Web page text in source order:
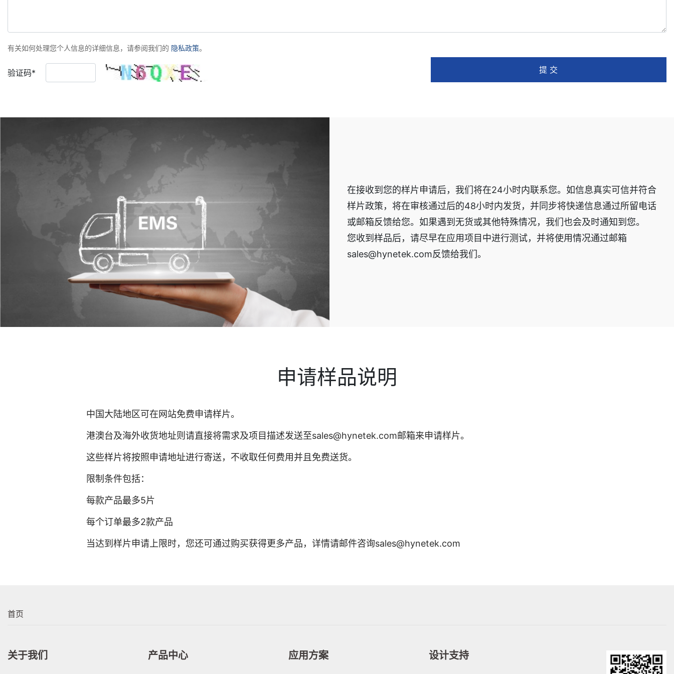
有关如何处理您个人信息的详细信息，请参阅我们的 隐私政策。
验证码* 提 交
在接收到您的样片申请后，我们将在24小时内联系您。如信息真实可信并符合
样片政策，将在审核通过后的48小时内发货，并同步将快递信息通过所留电话
或邮箱反馈给您。如果遇到无货或其他特殊情况，我们也会及时通知到您。
您收到样品后，请尽早在应用项目中进行测试，并将使用情况通过邮箱
sales@hynetek.com反馈给我们。
申请样品说明
中国大陆地区可在网站免费申请样片。
港澳台及海外收货地址则请直接将需求及项目描述发送至sales@hynetek.com邮箱来申请样片。
这些样片将按照申请地址进行寄送，不收取任何费用并且免费送货。
限制条件包括：
每款产品最多5片
每个订单最多2款产品
当达到样片申请上限时，您还可通过购买获得更多产品，详情请邮件咨询sales@hynetek.com
首页
关于我们 产品中心 应用方案 设计支持